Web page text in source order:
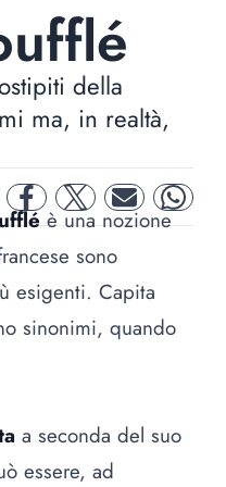
della
ma, in realtà,
facebooktwitter mail whatsapp
è una nozione
sono
esigenti. Capita
sinonimi, quando
a seconda del suo
essere, ad